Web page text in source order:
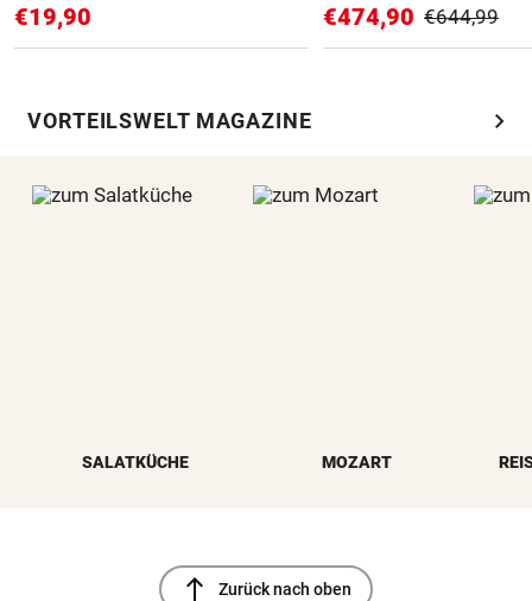
€19,90 €474,90 €644,99
VORTEILSWELT MAGAZINE chevron_right
SALATKÜCHE MOZART
north Zurück nach oben